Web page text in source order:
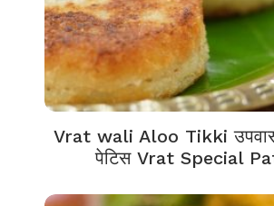
Vrat wali Aloo Tikki
पेटिस Vrat Special